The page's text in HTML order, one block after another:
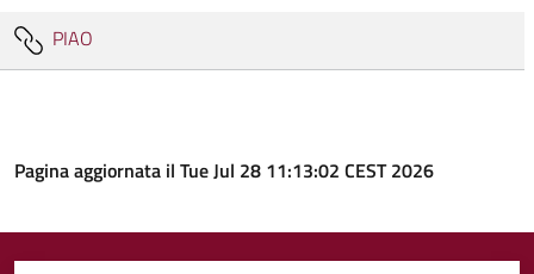
PIAO
Pagina aggiornata il Tue Jul 28 11:13:02 CEST 2026